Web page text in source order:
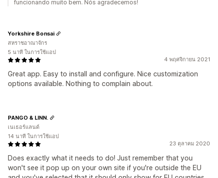
funcionando muito bem. Nós agradecemos!
4 พฤศจิกายน 2021
Great app. Easy to install and configure. Nice customization
options available. Nothing to complain about.
Yorkshire Bonsai
สหราชอาณาจักร
5 นาที ในการใช้แอป
23 ตุลาคม 2020
Does exactly what it needs to do! Just remember that you
won't see it pop up on your own site if you're outside the EU
PANGO & LINN.
เนเธอร์แลนด์
14 นาที ในการใช้แอป